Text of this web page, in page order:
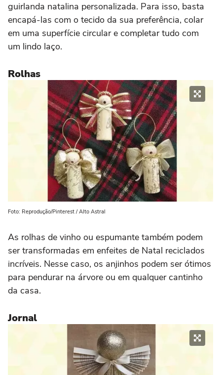
guirlanda natalina personalizada. Para isso, basta
encapá-las com o tecido da sua preferência, colar
em uma superfície circular e completar tudo com
um lindo laço.
Rolhas
Foto: Reprodução/Pinterest / Alto Astral
As rolhas de vinho ou espumante também podem
ser transformadas em enfeites de Natal reciclados
incríveis. Nesse caso, os anjinhos podem ser ótimos
para pendurar na árvore ou em qualquer cantinho
da casa.
Jornal